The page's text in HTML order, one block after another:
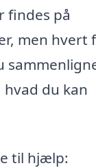
findes på
men hvert
du kan
til hjælp: